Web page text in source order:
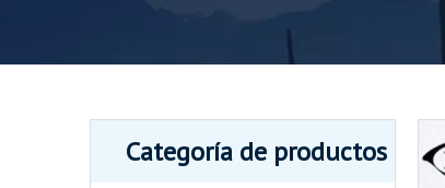
Categoría de productos